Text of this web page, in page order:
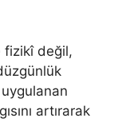
fizikî değil,
artırarak